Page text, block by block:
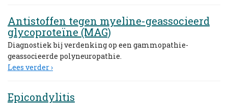
Antistoffen tegen myeline-geassocieerd
glycoproteïne (MAG)
Diagnostiek bij verdenking op een gammopathie-
geassocieerde polyneuropathie.
Lees verder ›
Epicondylitis